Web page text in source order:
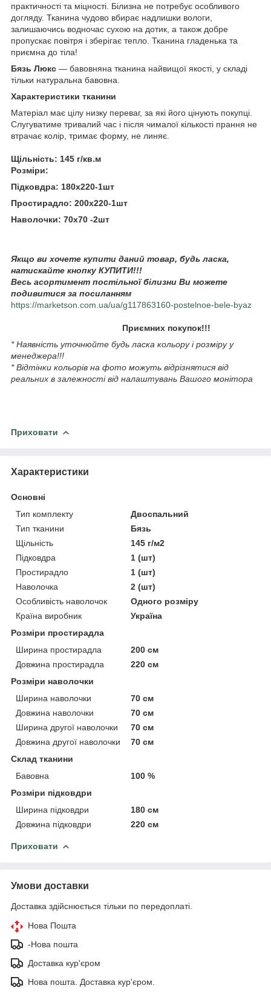
практичності та міцності. Білизна не потребує особливого
догляду. Тканина чудово вбирає надлишки вологи,
залишаючись водночас сухою на дотик, а також добре
пропускає повітря і зберігає тепло. Тканина гладенька та
приємна до тіла!
Бязь Люкс — бавовняна тканина найвищої якості, у складі
тільки натуральна бавовна.
Характеристики тканини
Матеріал має цілу низку переваг, за які його цінують покупці.
Слугуватиме тривалий час і після чималої кількості прання не
втрачає колір, тримає форму, не линяє.
Щільність: 145 г/кв.м
Розміри:
Підковдра: 180х220-1шт
Простирадло: 200х220-1шт
Наволочки: 70х70 -2шт
Якщо ви хочете купити даний товар, будь ласка,
натискайте кнопку КУПИТИ!!!
Весь асортимент постільної білизни Ви можете
подивитися за посиланням
https://marketson.com.ua/ua/g117863160-postelnoe-bele-byaz
Приємних покупок!!!
* Наявність уточнюйте будь ласка кольору і розміру у
менеджера!!!
* Відтінки кольорів на фото можуть відрізнятися від
реальних в залежності від налаштувань Вашого монітора
Приховати
Характеристики
Основні
Тип комплекту
Двоспальний
Тип тканини
Бязь
Щільність
145 г/м2
Підковдра
1 (шт)
Простирадло
1 (шт)
Наволочка
2 (шт)
Особливість наволочок
Одного розміру
Країна виробник
Україна
Розміри простирадла
Ширина простирадла
200 см
Довжина простирадла
220 см
Розміри наволочки
Ширина наволочки
70 см
Довжина наволочки
70 см
Ширина другої наволочки
70 см
Довжина другої наволочки
70 см
Склад тканини
Бавовна
100 %
Розміри підковдри
Ширина підковдри
180 см
Довжина підковдри
220 см
Приховати
Умови доставки
Доставка здійснюється тільки по передоплаті.
Нова Пошта
-Нова пошта
Доставка кур'єром
Нова пошта. Доставка кур'єром.